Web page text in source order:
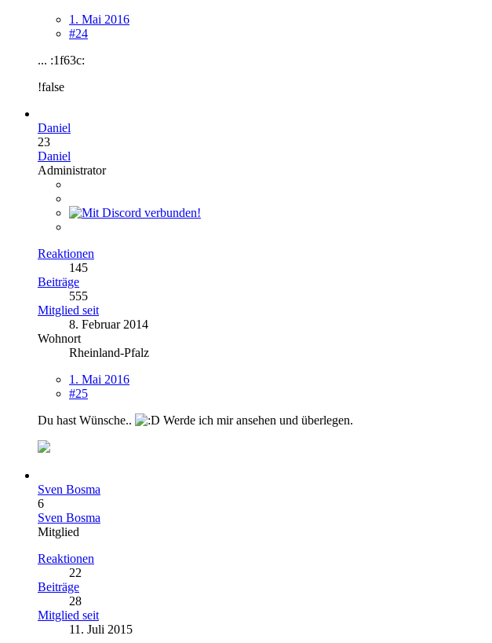
1. Mai 2016
#24
... :1f63c:
!false
Daniel
23
Daniel
Administrator
Reaktionen
145
Beiträge
555
Mitglied seit
8. Februar 2014
Wohnort
Rheinland-Pfalz
1. Mai 2016
#25
Du hast Wünsche..
Werde ich mir ansehen und überlegen.
Sven Bosma
6
Sven Bosma
Mitglied
Reaktionen
22
Beiträge
28
Mitglied seit
11. Juli 2015